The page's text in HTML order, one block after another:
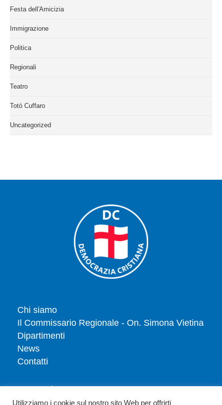
Festa dell'Amicizia
Immigrazione
Politica
Regionali
Teatro
Totò Cuffaro
Uncategorized
Chi siamo
Il Commissario Regionale - On. Simona Vietina
Dipartimenti
News
Contatti
Tesserati
Dona
Utilizziamo i cookie sul nostro sito Web per offrirti